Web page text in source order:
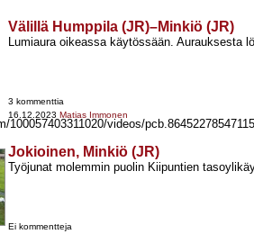
Välillä Humppila (JR)–Minkiö (JR)
Lumiaura oikeassa käytössään. Aurauksesta
100057403311020/videos/
3 kommenttia
16.12.2023 Matias Immonen
Jokioinen, Minkiö (JR)
Työjunat molemmin puolin Kiipuntien
Ei kommentteja